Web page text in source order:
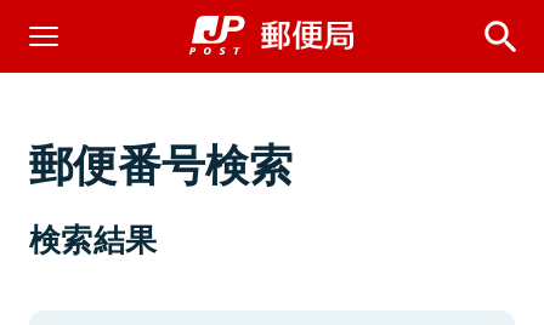
郵便番号検索
検索結果